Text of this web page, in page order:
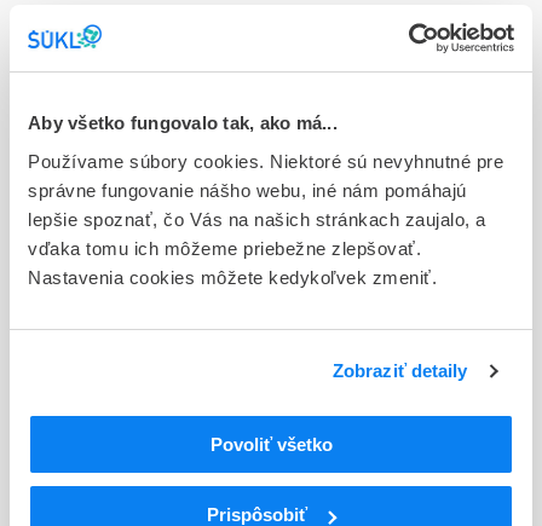
Aby všetko fungovalo tak, ako má...
Používame súbory cookies. Niektoré sú nevyhnutné pre
správne fungovanie nášho webu, iné nám pomáhajú
lepšie spoznať, čo Vás na našich stránkach zaujalo, a
vďaka tomu ich môžeme priebežne zlepšovať.
Nastavenia cookies môžete kedykoľvek zmeniť.
Zobraziť detaily
Povoliť všetko
Prispôsobiť
Stav
Typ registračnej procedúry
Decentralizovaná
Držiteľ, krajina
IBSA Slovakia s.r.o., Slovensko
M
M02
Liečivá proti bolesti kĺbov a svalov na lokálne
použitie
Liečivá proti bolesti kĺbov a svalov na lokálne